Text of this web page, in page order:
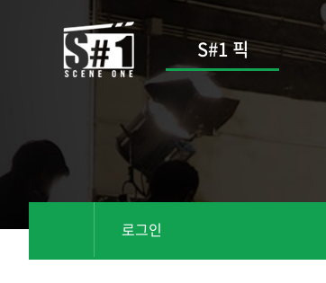
S#1 픽
로그인